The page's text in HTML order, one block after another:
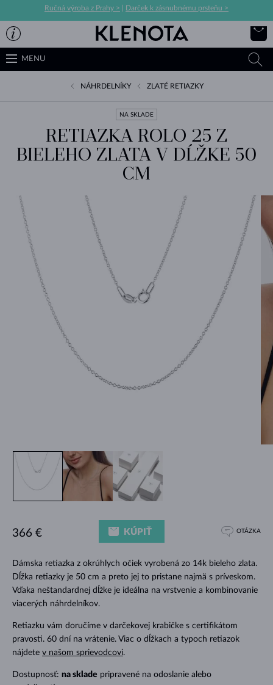
Ručná výroba z Prahy > Darček k zásnubnému prsteňu >
MENU
NÁHRDELNÍKY ZLATÉ RETIAZKY
NA SKLADE
RETIAZKA ROLO 25 Z
BIELEHO ZLATA V DĹŽKE 50
CM
Dámska retiazka z okrúhlych očiek vyrobená zo 14k bieleho zlata.
Dĺžka retiazky je 50 cm a preto jej to pristane najmä s príveskom.
Vďaka neštandardnej dĺžke je ideálna na vrstvenie a kombinovanie
viacerých náhrdelníkov.
Retiazku vám doručíme v darčekovej krabičke s certifikátom
pravosti. 60 dní na vrátenie. Viac o dĺžkach a typoch retiazok
nájdete v našom sprievodcovi.
Dostupnosť: na sklade pripravené na odoslanie alebo
366 € KÚPIŤ OTÁZKA